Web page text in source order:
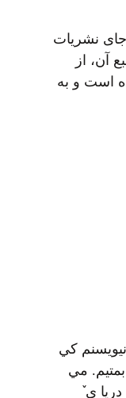
نشریات
آن، از
است و به
طریق
انتشار
کي
مي
ی